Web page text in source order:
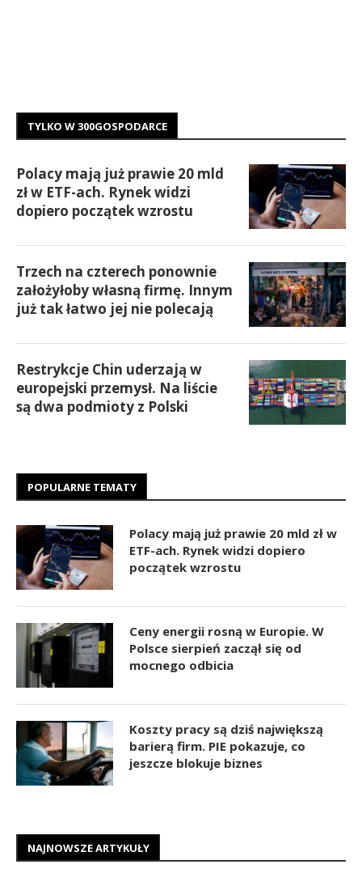
TYLKO W 300GOSPODARCE
Polacy mają już prawie 20 mld
zł w ETF-ach. Rynek widzi
dopiero początek wzrostu
Trzech na czterech ponownie
założyłoby własną firmę. Innym
już tak łatwo jej nie polecają
Restrykcje Chin uderzają w
europejski przemysł. Na liście
są dwa podmioty z Polski
POPULARNE TEMATY
Polacy mają już prawie 20 mld zł w
ETF-ach. Rynek widzi dopiero
początek wzrostu
Ceny energii rosną w Europie. W
Polsce sierpień zaczął się od
mocnego odbicia
Koszty pracy są dziś największą
barierą firm. PIE pokazuje, co
jeszcze blokuje biznes
NAJNOWSZE ARTYKUŁY